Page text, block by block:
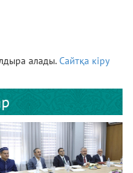
алады.Сайтқа кіру